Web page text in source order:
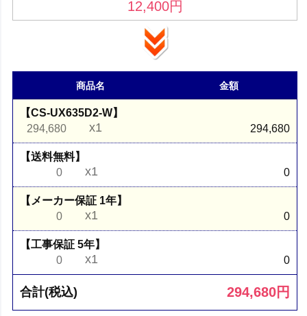
12,400円
商品名 金額
【CS-UX635D2-W】
294,680
x1 294,680
【送料無料】
0
x1 0
【メーカー保証 1年】
0
x1 0
【工事保証 5年】
0
x1 0
合計(税込) 294,680円